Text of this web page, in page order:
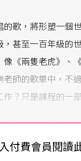
的歌，將形塑一個
，甚至一百年級的
像《兩隻老虎》、
老師的歌單中，不
？只是課程的一
面臨她們才開始不
姊妹倆心裡有點緊
付費會員閱讀